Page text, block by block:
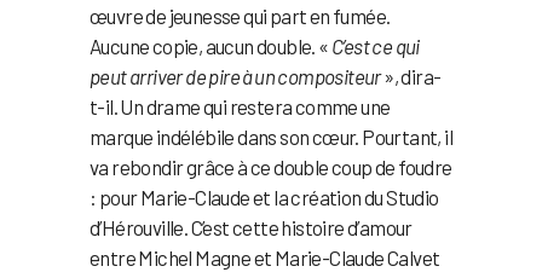
œuvre de jeunesse qui part en fumée.
Aucune copie, aucun double. « C’est ce qui
peut arriver de pire à un compositeur», dira-
t-il. Un drame qui restera comme une
marque indélébile dans son cœur. Pourtant, il
va rebondir grâce à ce double coup de foudre
: pour Marie-Claude et la création du Studio
d’Hérouville. C’est cette histoire d’amour
entre Michel Magne et Marie-Claude Calvet